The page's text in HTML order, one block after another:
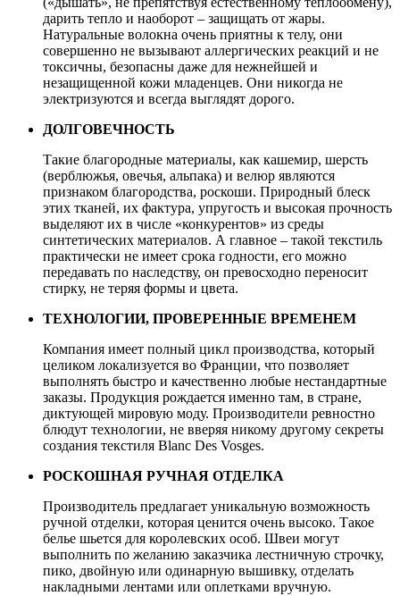
дарить тепло и наоборот – защищать от жары.
Натуральные волокна очень приятны к телу, они
совершенно не вызывают аллергических реакций и не
токсичны, безопасны даже для нежнейшей и
незащищенной кожи младенцев. Они никогда не
электризуются и всегда выглядят дорого.
ДОЛГОВЕЧНОСТЬ
Такие благородные материалы, как кашемир, шерсть
(верблюжья, овечья, альпака) и велюр являются
признаком благородства, роскоши. Природный блеск
этих тканей, их фактура, упругость и высокая прочность
выделяют их в числе «конкурентов» из среды
синтетических материалов. А главное – такой текстиль
практически не имеет срока годности, его можно
передавать по наследству, он превосходно переносит
стирку, не теряя формы и цвета.
ТЕХНОЛОГИИ, ПРОВЕРЕННЫЕ ВРЕМЕНЕМ
Компания имеет полный цикл производства, который
целиком локализуется во Франции, что позволяет
выполнять быстро и качественно любые нестандартные
заказы. Продукция рождается именно там, в стране,
диктующей мировую моду. Производители ревностно
блюдут технологии, не вверяя никому другому секреты
создания текстиля Blanc Des Vosges.
РОСКОШНАЯ РУЧНАЯ ОТДЕЛКА
Производитель предлагает уникальную возможность
ручной отделки, которая ценится очень высоко. Такое
белье шьется для королевских особ. Швеи могут
выполнить по желанию заказчика лестничную строчку,
пико, двойную или одинарную вышивку, отделать
накладными лентами или оплетками вручную.